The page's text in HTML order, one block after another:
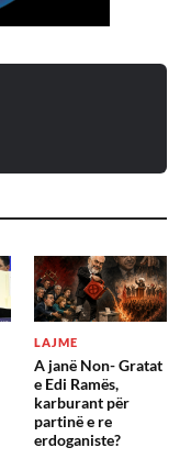
LAJME
A janë Non- Gratat
e Edi Ramës,
karburant për
partinë e re
erdoganiste?